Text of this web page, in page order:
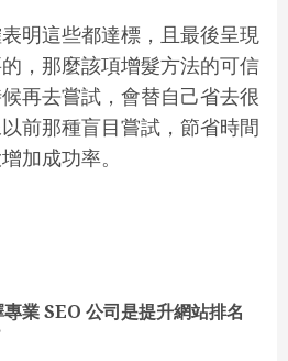
明這些都達標，且最後呈現
，那麼該項增髮方法的可信
再去嘗試，會替自己省去很
前那種盲目嘗試，節省時間
加成功率。
業 SEO 公司是提升網站排名